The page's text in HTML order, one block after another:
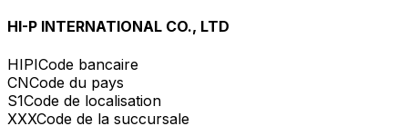
HI-P INTERNATIONAL CO., LTD
HIPICode bancaire
CNCode du pays
S1Code de localisation
XXXCode de la succursale